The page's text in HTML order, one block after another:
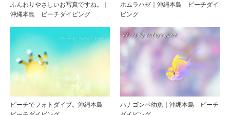
ふんわりやさしいお写真ですね。｜
沖縄本島 ビーチダイビング
ホムラハゼ｜沖縄本島 ビーチダイ
ビング
ビーチでフォトダイブ。沖縄本島
ハナゴンベ幼魚｜沖縄本島 ビーチ